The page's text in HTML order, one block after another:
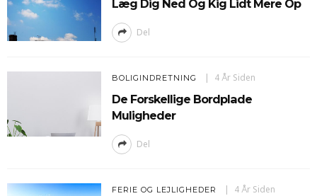
Læg Dig Ned Og Kig Lidt Mere Op
Del
BOLIGINDRETNING 4 År Siden
De Forskellige Bordplade
Muligheder
Del
FERIE OG LEJLIGHEDER 4 År Siden